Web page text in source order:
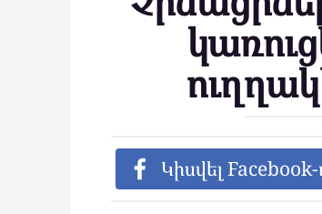
Կիսվել Facebook-